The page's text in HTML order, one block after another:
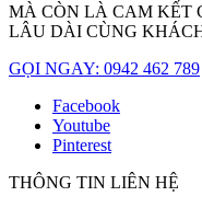
MÀ CÒN LÀ CAM KẾT
LÂU DÀI CÙNG
GỌI NGAY: 0942 462 789
Facebook
Youtube
Pinterest
THÔNG TIN LIÊN HỆ